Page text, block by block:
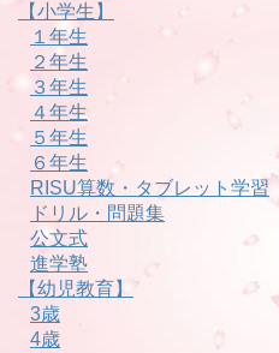
【小学生】
１年生
２年生
３年生
４年生
５年生
６年生
RISU算数・タブレット学習
ドリル・問題集
公文式
進学塾
【幼児教育】
3歳
4歳